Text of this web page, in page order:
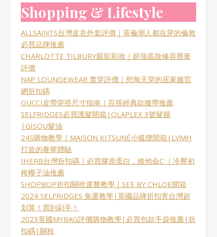
Shopping & Lifestyle
ALLSAINTS台灣皮衣外套評價｜英倫潮人都在穿的倫敦
必買品牌推薦
CHARLOTTE TILBURY眼影彩妝｜超強底妝修容唇膏
評價
NAP LOUNGEWEAR 實穿評價｜想每天穿的居家服官
網折扣碼
GUCCI皮帶穿搭尺寸指南｜百搭經典款腰帶推薦
SELFRIDGES必買護髮開箱|OLAPLEX 3號髮膜
|GISOU髮油
24S購物教學｜MAISON KITSUNÉ小狐狸開箱|LVMH
打造的奢華體驗
IHERB台灣折扣碼｜必買膠原蛋白，維他命C ｜冷壓初
榨椰子油推薦
SHOPBOP折扣關稅運費教學｜SEE BY CHLOE開箱
2024 SELFRIDGES 免運教學|英國品牌折扣寄台灣超
划算！買到剁手！
2023英國MYBAG評價購物教學|必買包款手袋推薦|折
扣碼|關稅